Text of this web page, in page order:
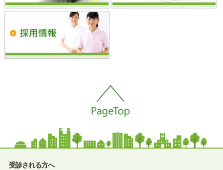
受診される方へ